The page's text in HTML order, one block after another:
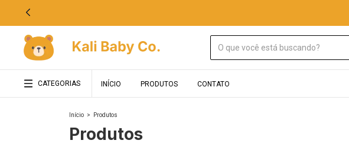
CATEGORIAS INÍCIO PRODUTOS CONTATO
Início > Produtos
Produtos